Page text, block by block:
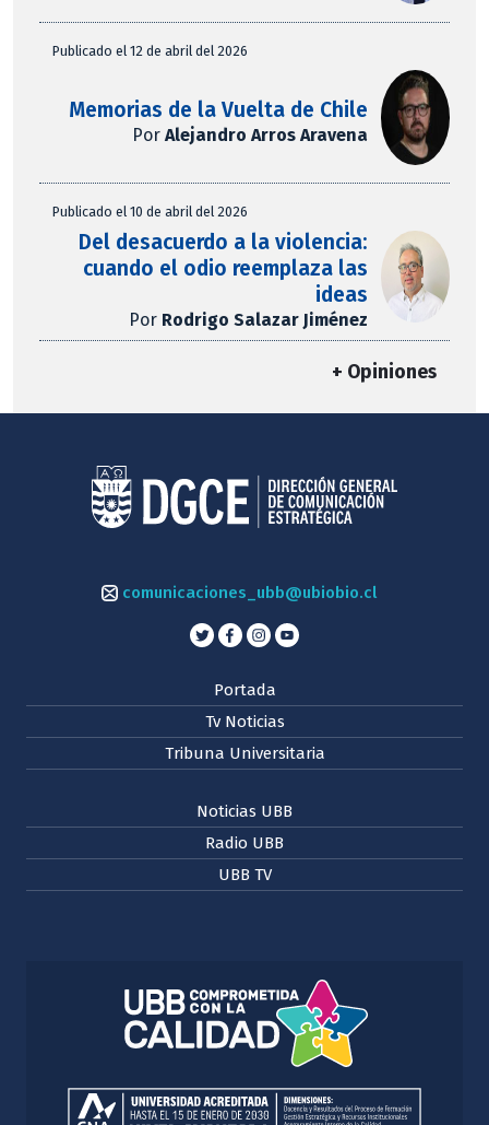
Publicado el 12 de abril del 2026
Memorias de la Vuelta de Chile
PorAlejandro Arros Aravena
Publicado el 10 de abril del 2026
Del desacuerdo a la violencia:
cuando el odio reemplaza las
ideas
Por Rodrigo Salazar Jiménez
+ Opiniones
comunicaciones_ubb@ubiobio.cl
Portada
Tv Noticias
Tribuna Universitaria
Noticias UBB
Radio UBB
UBB TV